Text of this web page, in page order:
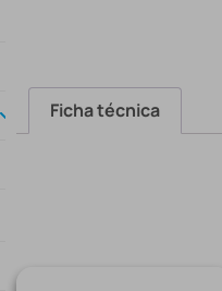
Ficha técnica